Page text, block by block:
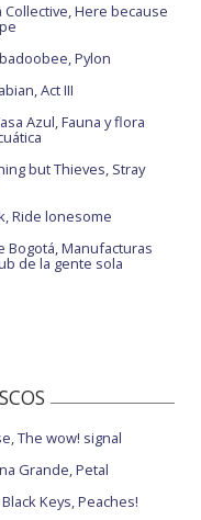
Collective, Here because
Pylon
Act III
Azul, Fauna y flora
but Thieves, Stray
Ride lonesome
Bogotá, Manufacturas
de la gente sola
The wow! signal
Grande, Petal
Keys, Peaches!